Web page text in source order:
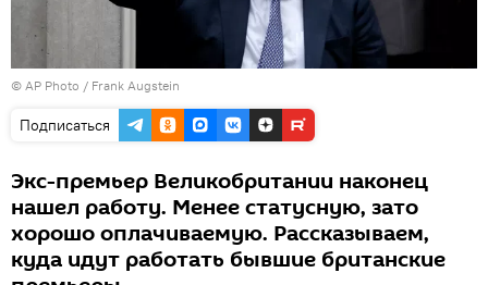
© AP Photo / Frank Augstein
Подписаться
Экс-премьер Великобритании наконец
нашел работу. Менее статусную, зато
хорошо оплачиваемую. Рассказываем,
куда идут работать бывшие британские